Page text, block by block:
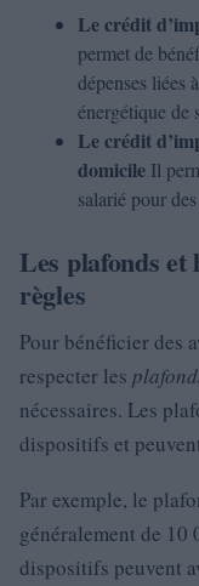
Le crédit
permet de
dépenses liées
énergétique de
Le crédit
domicile Il
salarié pour
Les plafonds
règles
Pour bénéficier des
respecter les
nécessaires. Les
dispositifs et
Par exemple, le
généralement de 10
dispositifs peuvent